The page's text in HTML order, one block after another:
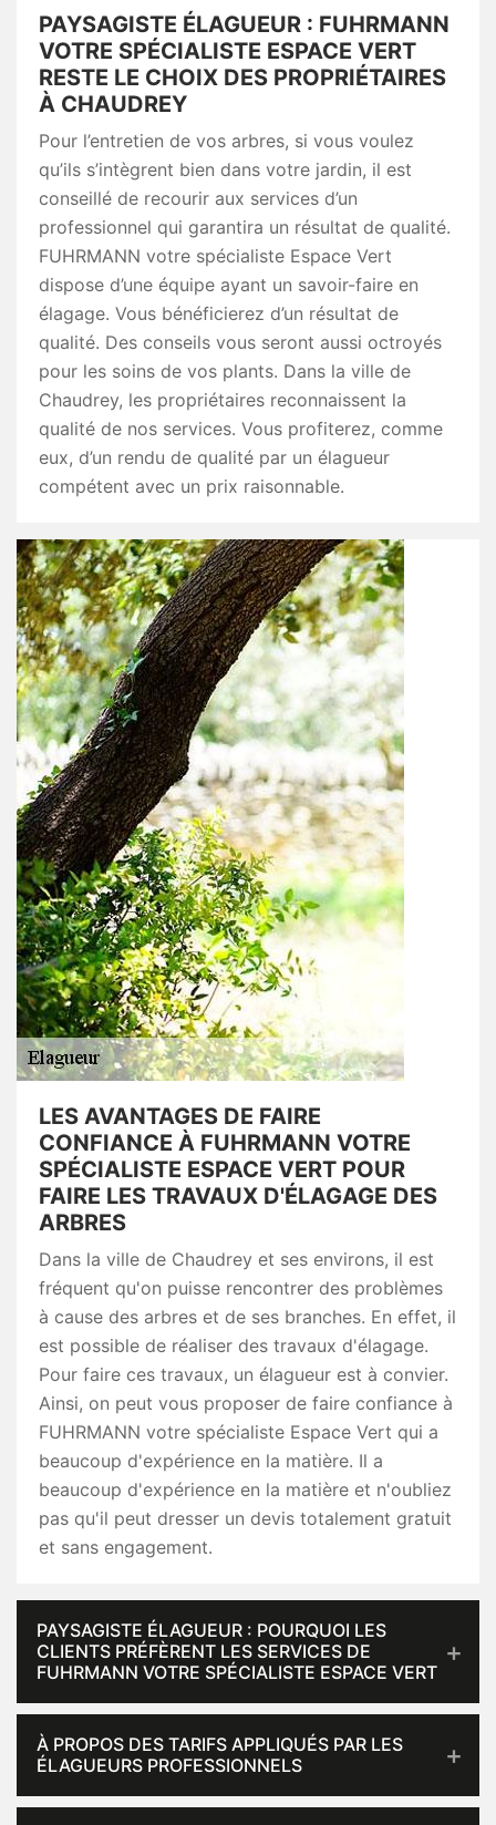
PAYSAGISTE ÉLAGUEUR : FUHRMANN
VOTRE SPÉCIALISTE ESPACE VERT
RESTE LE CHOIX DES PROPRIÉTAIRES
À CHAUDREY
Pour l’entretien de vos arbres, si vous voulez
qu’ils s’intègrent bien dans votre jardin, il est
conseillé de recourir aux services d’un
professionnel qui garantira un résultat de qualité.
FUHRMANN votre spécialiste Espace Vert
dispose d’une équipe ayant un savoir-faire en
élagage. Vous bénéficierez d’un résultat de
qualité. Des conseils vous seront aussi octroyés
pour les soins de vos plants. Dans la ville de
Chaudrey, les propriétaires reconnaissent la
qualité de nos services. Vous profiterez, comme
eux, d’un rendu de qualité par un élagueur
compétent avec un prix raisonnable.
LES AVANTAGES DE FAIRE
CONFIANCE À FUHRMANN VOTRE
SPÉCIALISTE ESPACE VERT POUR
FAIRE LES TRAVAUX D'ÉLAGAGE DES
ARBRES
Dans la ville de Chaudrey et ses environs, il est
fréquent qu'on puisse rencontrer des problèmes
à cause des arbres et de ses branches. En effet, il
est possible de réaliser des travaux d'élagage.
Pour faire ces travaux, un élagueur est à convier.
Ainsi, on peut vous proposer de faire confiance à
FUHRMANN votre spécialiste Espace Vert qui a
beaucoup d'expérience en la matière. Il a
beaucoup d'expérience en la matière et n'oubliez
pas qu'il peut dresser un devis totalement gratuit
et sans engagement.
PAYSAGISTE ÉLAGUEUR : POURQUOI LES
CLIENTS PRÉFÈRENT LES SERVICES DE
FUHRMANN VOTRE SPÉCIALISTE ESPACE VERT
À PROPOS DES TARIFS APPLIQUÉS PAR LES
ÉLAGUEURS PROFESSIONNELS